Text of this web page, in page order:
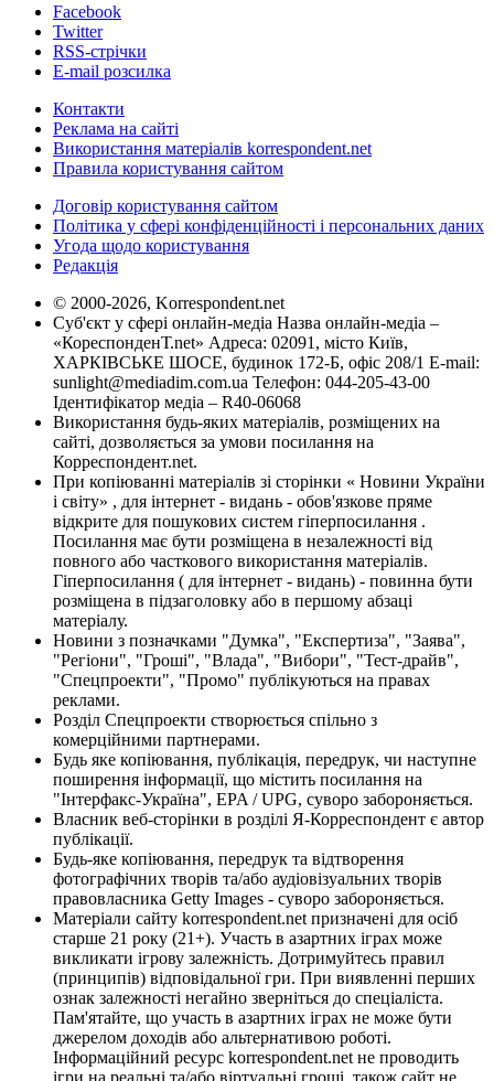
Facebook
Twitter
RSS-стрічки
E-mail розсилка
Контакти
Реклама на сайті
Використання матеріалів korrespondent.net
Правила користування сайтом
Договір користування сайтом
Політика у сфері конфіденційності і персональних даних
Угода щодо користування
Редакція
© 2000-2026, Korrespondent.net
Суб'єкт у сфері онлайн-медіа Назва онлайн-медіа –
«КореспонденТ.net» Адреса: 02091, місто Київ,
ХАРКІВСЬКЕ ШОСЕ, будинок 172-Б, офіс 208/1 E-mail:
sunlight@mediadim.com.ua Телефон: 044-205-43-00
Ідентифікатор медіа – R40-06068
Використання будь-яких матеріалів, розміщених на
сайті, дозволяється за умови посилання на
Корреспондент.net.
При копіюванні матеріалів зі сторінки « Новини України
і світу» , для інтернет - видань - обов'язкове пряме
відкрите для пошукових систем гіперпосилання .
Посилання має бути розміщена в незалежності від
повного або часткового використання матеріалів.
Гіперпосилання ( для інтернет - видань) - повинна бути
розміщена в підзаголовку або в першому абзаці
матеріалу.
Новини з позначками "Думка", "Експертиза", "Заява",
"Регіони", "Гроші", "Влада", "Вибори", "Тест-драйв",
"Спецпроекти", "Промо" публікуються на правах
реклами.
Розділ Спецпроекти створюється спільно з
комерційними партнерами.
Будь яке копіювання, публікація, передрук, чи наступне
поширення інформації, що містить посилання на
"Інтерфакс-Україна", EPA / UPG, суворо забороняється.
Власник веб-сторінки в розділі Я-Корреспондент є автор
публікації.
Будь-яке копіювання, передрук та відтворення
фотографічних творів та/або аудіовізуальних творів
правовласника Getty Images - суворо забороняється.
Матеріали сайту korrespondent.net призначені для осіб
старше 21 року (21+). Участь в азартних іграх може
викликати ігрову залежність. Дотримуйтесь правил
(принципів) відповідальної гри. При виявленні перших
ознак залежності негайно зверніться до спеціаліста.
Пам'ятайте, що участь в азартних іграх не може бути
джерелом доходів або альтернативою роботі.
Інформаційний ресурс korrespondent.net не проводить
ігри на реальні та/або віртуальні гроші, також сайт не